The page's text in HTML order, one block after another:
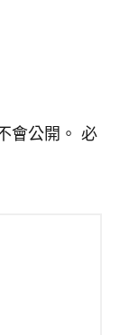
會公開。 必